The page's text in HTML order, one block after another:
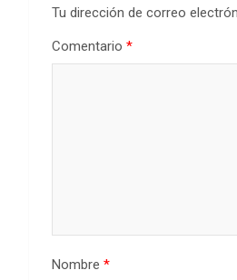
Tu dirección de correo
Comentario *
Nombre *